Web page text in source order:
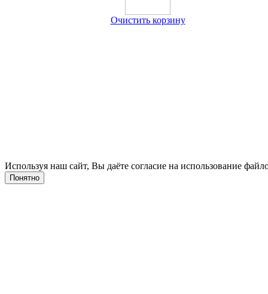
Очистить корзину
Используя наш сайт, Вы даёте согласие на использование
Понятно